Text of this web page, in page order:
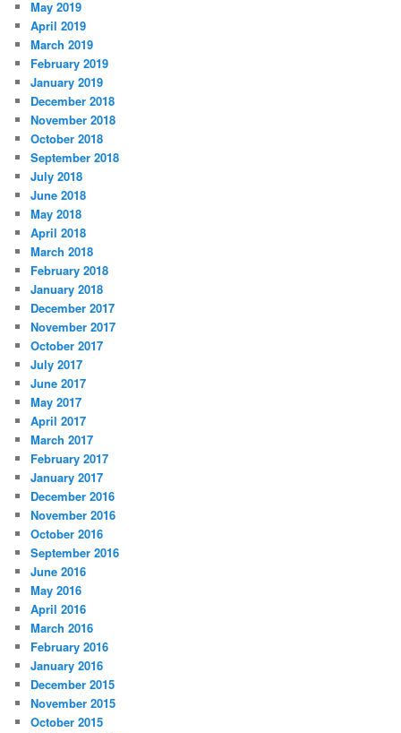
May 2019
April 2019
March 2019
February 2019
January 2019
December 2018
November 2018
October 2018
September 2018
July 2018
June 2018
May 2018
April 2018
March 2018
February 2018
January 2018
December 2017
November 2017
October 2017
July 2017
June 2017
May 2017
April 2017
March 2017
February 2017
January 2017
December 2016
November 2016
October 2016
September 2016
June 2016
May 2016
April 2016
March 2016
February 2016
January 2016
December 2015
November 2015
October 2015